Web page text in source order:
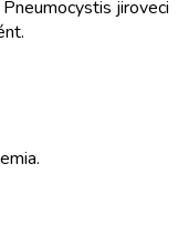
jiroveci